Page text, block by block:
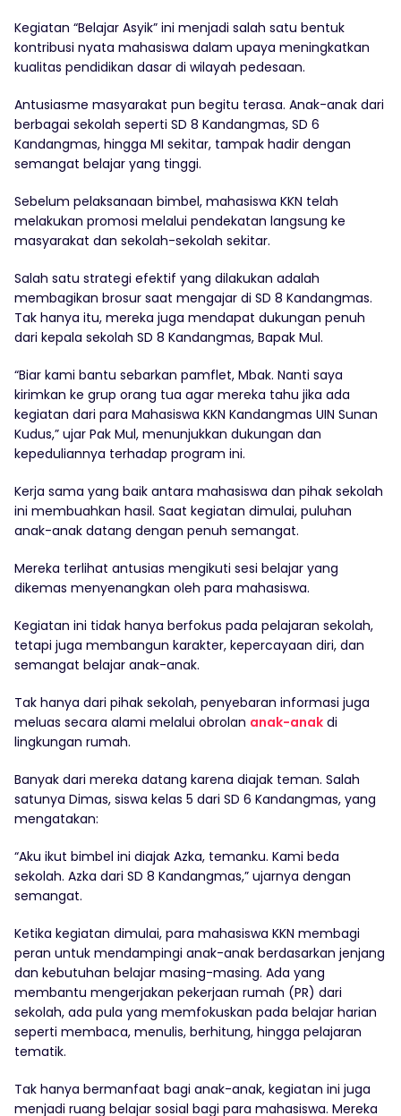
Kegiatan “Belajar Asyik” ini menjadi salah satu bentuk
kontribusi nyata mahasiswa dalam upaya meningkatkan
kualitas pendidikan dasar di wilayah pedesaan.
Antusiasme masyarakat pun begitu terasa. Anak-anak dari
berbagai sekolah seperti SD 8 Kandangmas, SD 6
Kandangmas, hingga MI sekitar, tampak hadir dengan
semangat belajar yang tinggi.
Sebelum pelaksanaan bimbel, mahasiswa KKN telah
melakukan promosi melalui pendekatan langsung ke
masyarakat dan sekolah-sekolah sekitar.
Salah satu strategi efektif yang dilakukan adalah
membagikan brosur saat mengajar di SD 8 Kandangmas.
Tak hanya itu, mereka juga mendapat dukungan penuh
dari kepala sekolah SD 8 Kandangmas, Bapak Mul.
“Biar kami bantu sebarkan pamflet, Mbak. Nanti saya
kirimkan ke grup orang tua agar mereka tahu jika ada
kegiatan dari para Mahasiswa KKN Kandangmas UIN Sunan
Kudus,” ujar Pak Mul, menunjukkan dukungan dan
kepeduliannya terhadap program ini.
Kerja sama yang baik antara mahasiswa dan pihak sekolah
ini membuahkan hasil. Saat kegiatan dimulai, puluhan
anak-anak datang dengan penuh semangat.
Mereka terlihat antusias mengikuti sesi belajar yang
dikemas menyenangkan oleh para mahasiswa.
Kegiatan ini tidak hanya berfokus pada pelajaran sekolah,
tetapi juga membangun karakter, kepercayaan diri, dan
semangat belajar anak-anak.
Tak hanya dari pihak sekolah, penyebaran informasi juga
meluas secara alami melalui obrolan anak-anak di
lingkungan rumah.
Banyak dari mereka datang karena diajak teman. Salah
satunya Dimas, siswa kelas 5 dari SD 6 Kandangmas, yang
mengatakan:
“Aku ikut bimbel ini diajak Azka, temanku. Kami beda
sekolah. Azka dari SD 8 Kandangmas,” ujarnya dengan
semangat.
Ketika kegiatan dimulai, para mahasiswa KKN membagi
peran untuk mendampingi anak-anak berdasarkan jenjang
dan kebutuhan belajar masing-masing. Ada yang
membantu mengerjakan pekerjaan rumah (PR) dari
sekolah, ada pula yang memfokuskan pada belajar harian
seperti membaca, menulis, berhitung, hingga pelajaran
tematik.
Tak hanya bermanfaat bagi anak-anak, kegiatan ini juga
menjadi ruang belajar sosial bagi para mahasiswa. Mereka